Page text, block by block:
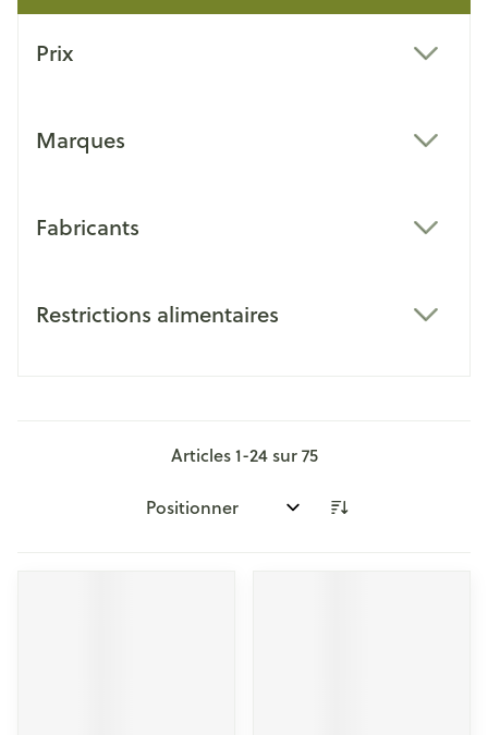
Prix
Marques
Fabricants
Restrictions alimentaires
Articles1-24sur75
Trier par: